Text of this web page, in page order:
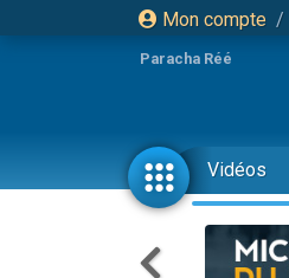
Mon compte /
Paracha Réé
Vidéos